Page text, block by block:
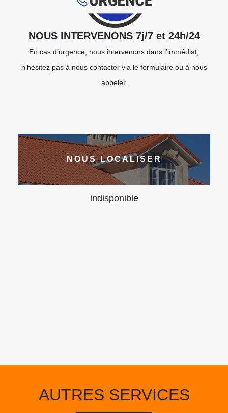
NOUS INTERVENONS 7j/7 et 24h/24
En cas d’urgence, nous intervenons dans l’immédiat,
n’hésitez pas à nous contacter via le formulaire ou à nous
appeler.
NOUS LOCALISER
indisponible
AUTRES SERVICES